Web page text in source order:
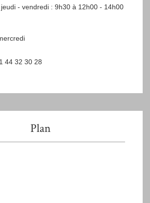
- vendredi : 9h30 à 12h00 - 14h00
44 32 30 28
Plan